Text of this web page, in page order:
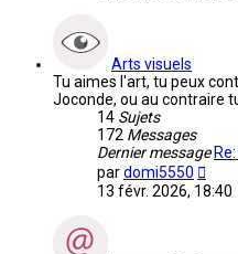
Arts visuels
Tu aimes l'art, tu peux
Joconde, ou au contraire
14 Sujets
172 Messages
Dernier message
pardomi5550
le
13 févr. 2026, 18:40